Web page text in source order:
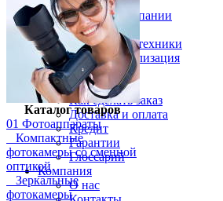
Новости компании
Услуги
Прокат фототехники
Выкуп и реализация
Покупателям
Акции
Как сделать заказ
Доставка и оплата
Кредит
Гарантии
Глоссарий
Компания
О нас
Каталог товаров
01 Фотоаппараты
Компактные
фотокамеры со сменной
оптикой
Зеркальные
фотокамеры